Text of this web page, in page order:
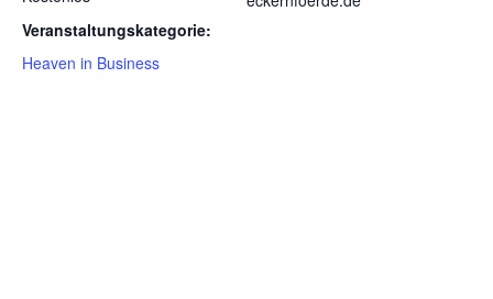
Veranstaltungskategorie:
Heaven in Business